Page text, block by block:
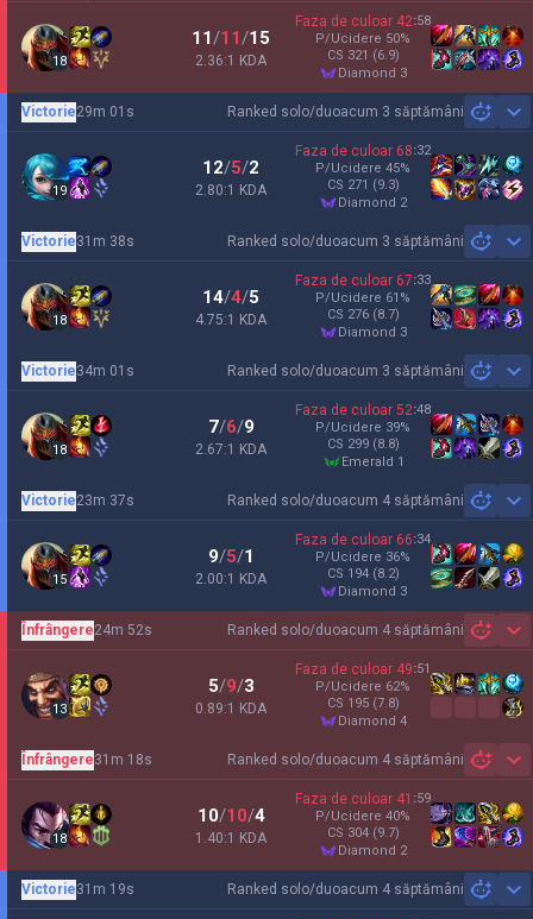
18
11/11/15
2.36:1 KDA
Faza de culoar 42:58
P/Ucidere 50%
CS 321 (6.9)
diamond 3
Ranked solo/duoacum 3 săptămâni
Victorie29m 01s
19
12/5/2
2.80:1 KDA
Faza de culoar 68:32
P/Ucidere 45%
CS 271 (9.3)
diamond 2
Ranked solo/duoacum 3 săptămâni
Victorie31m 38s
18
14/4/5
4.75:1 KDA
Faza de culoar 67:33
P/Ucidere 61 %
CS 276 (8.7)
diamond 3
Ranked solo/duoacum 3 săptămâni
Victorie34m 01s
18
7/6/9
2.67:1 KDA
Faza de culoar 52:48
P/Ucidere 39%
CS 299 (8.8)
emerald 1
Ranked solo/duoacum 4 săptămâni
Victorie23m 37s
15
9/5/1
2.00:1 KDA
Faza de culoar 66:34
P/Ucidere 36%
CS 194 (8.2)
diamond 3
Ranked solo/duoacum 4 săptămâni
Înfrângere24m 52s
13
5/9/3
0.89:1 KDA
Faza de culoar 49:51
P/Ucidere 62%
CS 195 (7.8)
diamond 4
Ranked solo/duoacum 4 săptămâni
Înfrângere31m 18s
18
10/10/4
1.40:1 KDA
Faza de culoar 41 :59
P/Ucidere 40%
CS 304 (9.7)
diamond 2
Ranked solo/duoacum 4 săptămâni
Victorie31m 19s